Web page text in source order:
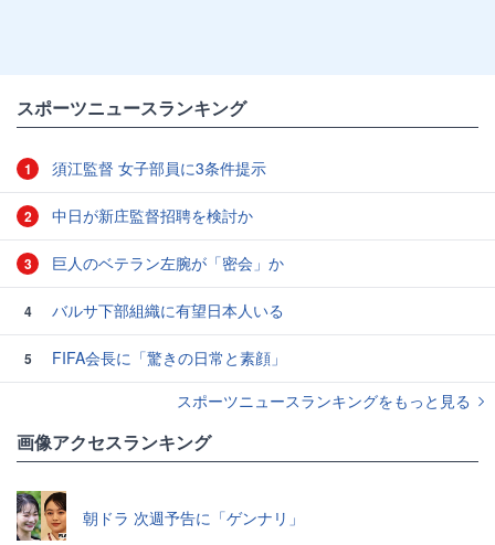
スポーツニュースランキング
1 須江監督 女子部員に3条件提示
2 中日が新庄監督招聘を検討か
3 巨人のベテラン左腕が「密会」か
4 バルサ下部組織に有望日本人いる
5
FIFA会長に「驚きの日常と素顔」
スポーツニュースランキングをもっと見る
画像アクセスランキング
朝ドラ 次週予告に「ゲンナリ」